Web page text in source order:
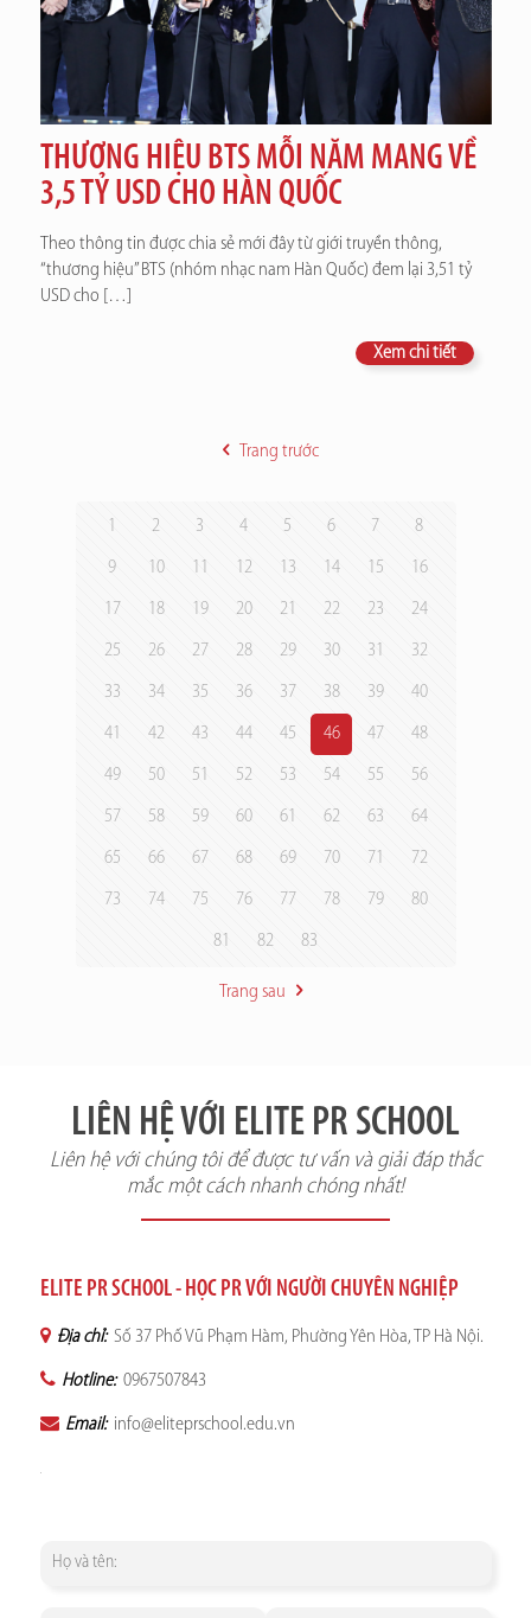
THƯƠNG HIỆU BTS MỖI NĂM MANG VỀ
3,5 TỶ USD CHO HÀN QUỐC
Theo thông tin được chia sẻ mới đây từ giới truyền thông,
“thương hiệu” BTS (nhóm nhạc nam Hàn Quốc) đem lại 3,51 tỷ
USD cho […]
Xem chi tiết
Trang trước
1 2 3 4 5 6 7 8
9 10 11 12 13 14 15 16
17 18 19 20 21 22 23 24
25 26 27 28 29 30 31 32
33 34 35 36 37 38 39 40
41 42 43 44 45 46 47 48
49 50 51 52 53 54 55 56
57 58 59 60 61 62 63 64
65 66 67 68 69 70 71 72
73 74 75 76 77 78 79 80
81 82 83
Trang sau
LIÊN HỆ VỚI ELITE PR SCHOOL
Liên hệ với chúng tôi để được tư vấn và giải đáp thắc
mắc một cách nhanh chóng nhất!
ELITE PR SCHOOL - HỌC PR VỚI NGƯỜI CHUYÊN NGHIỆP
Địa chỉ: Số 37 Phố Vũ Phạm Hàm, Phường Yên Hòa, TP Hà Nội.
Hotline: 0967507843
Email: info@eliteprschool.edu.vn